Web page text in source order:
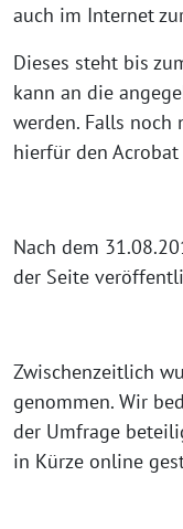
auch im Internet
Dieses steht bis
kann an die
werden. Falls
hierfür den Acrobat
Nach dem
der Seite
Zwischenzeitlich
genommen. Wir
der Umfrage
in Kürze online